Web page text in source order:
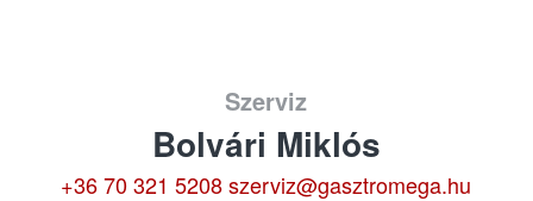
Szerviz
Bolvári Miklós
+36 70 321 5208 szerviz@gasztromega.hu